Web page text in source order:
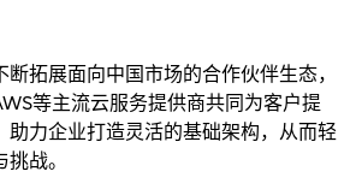
拓展面向中国市场的合作伙伴生态，
等主流云服务提供商共同为客户提
助力企业打造灵活的基础架构，从而轻
挑战。